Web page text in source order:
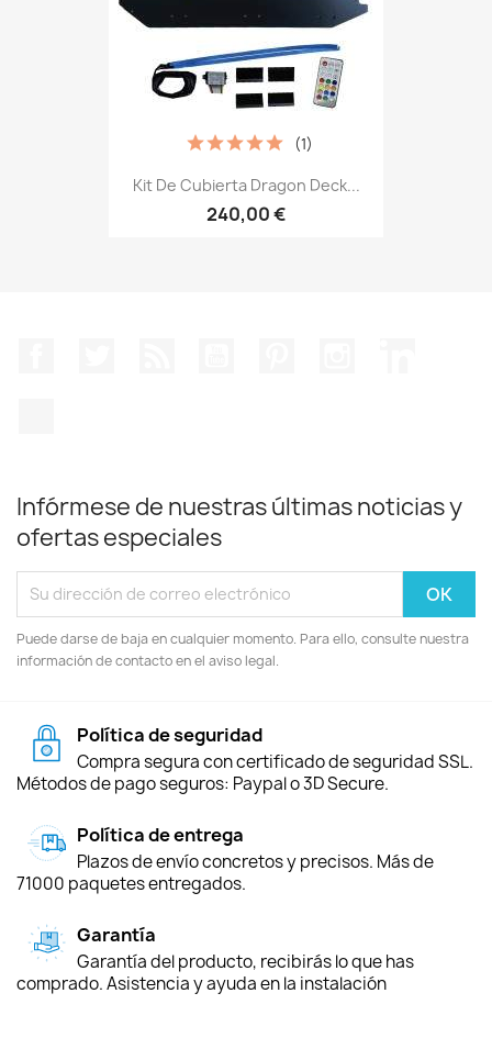
Kit De Cubierta Dragon Deck...
240,00 €
(1)
Infórmese de nuestras últimas noticias y
ofertas especiales
Puede darse de baja en cualquier momento. Para ello, consulte nuestra
información de contacto en el aviso legal.
Política de seguridad
Compra segura con certificado de seguridad SSL.
Métodos de pago seguros: Paypal o 3D Secure.
Política de entrega
Plazos de envío concretos y precisos. Más de
71000 paquetes entregados.
Garantía
Garantía del producto, recibirás lo que has
comprado. Asistencia y ayuda en la instalación